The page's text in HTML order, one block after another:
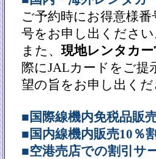
ご予約時にお得意様
号をお申し出くださ
また、現地レンタカ
際にJALカードをご提
望の旨をお申し出く
■国際線機内免税品販
■国内線機内販売10％
■空港売店での割引サ